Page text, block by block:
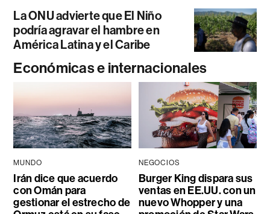
La ONU advierte que El Niño
podría agravar el hambre en
América Latina y el Caribe
Económicas e internacionales
MUNDO
Irán dice que acuerdo
con Omán para
gestionar el estrecho de
NEGOCIOS
Burger King dispara sus
ventas en EE.UU. con un
nuevo Whopper y una